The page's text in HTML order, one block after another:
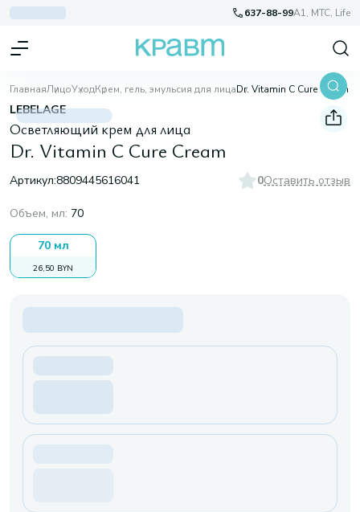
637-88-99A1, МТС, Life
ГлавнаяЛицоУходКрем, гель, эмульсия для лицаDr. Vitamin C Cure Cream
LEBELAGE
Осветляющий крем для лица
Dr. Vitamin C Cure Cream
Артикул:8809445616041 0Оставить отзыв
Объем, мл: 70
70 мл
26,50 BYN